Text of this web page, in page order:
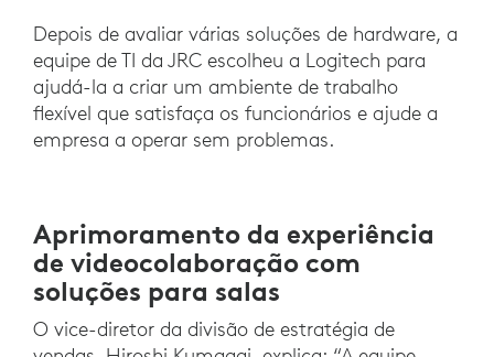
Depois de avaliar várias soluções de hardware, a
equipe de TI da JRC escolheu a Logitech para
ajudá-la a criar um ambiente de trabalho
flexível que satisfaça os funcionários e ajude a
empresa a operar sem problemas.
Aprimoramento da experiência
de videocolaboração com
soluções para salas
O vice-diretor da divisão de estratégia de